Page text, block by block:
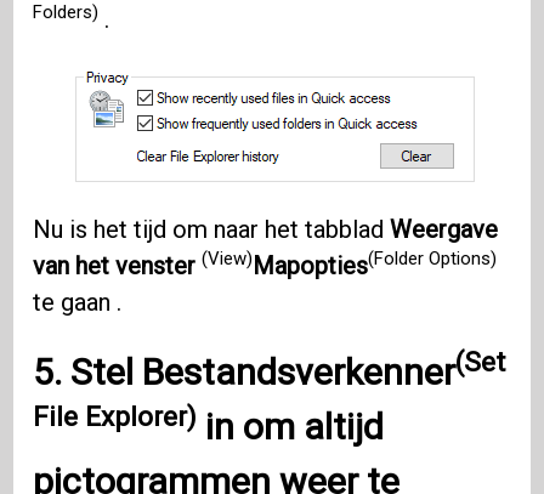
Folders) .
Nu is het tijd om naar het tabbladWeergave
van het venster(View) Mapopties(Folder Options)
te gaan .
5. Stel Bestandsverkenner(Set
File Explorer) in om altijd
pictogrammen weer te